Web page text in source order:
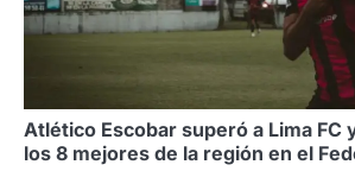
Atlético Escobar superó a Lima FC
los 8 mejores de la región en el